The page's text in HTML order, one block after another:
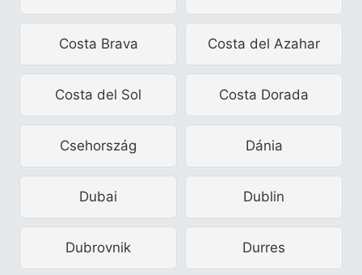
Costa Brava Costa del Azahar
Costa del Sol Costa Dorada
Csehország Dánia
Dubai Dublin
Dubrovnik Durres